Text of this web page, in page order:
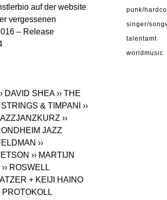
auf der website
vergessenen
– Release
DAVID SHEA ›› THE
STRINGS & TIMPANI
››
››
JAZZ
››
›› MARTIJN
›› ROSWELL
+ KEIJI HAINO
PROTOKOLL
punk/
singer/
talentamt
worldmusic